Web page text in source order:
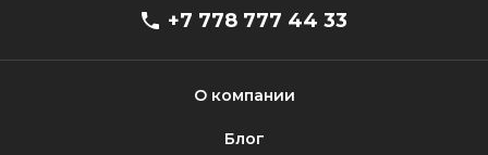
+7 778 777 44 33
О компании
Блог